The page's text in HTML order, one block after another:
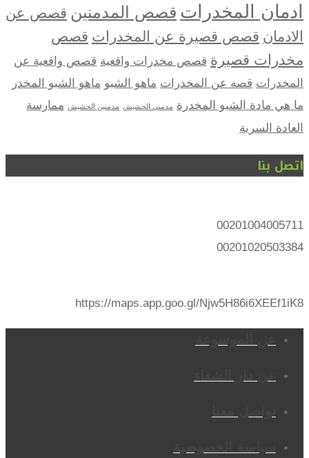
ادمان المخدرات قصص المدمنين قصص عن
الادمان قصص قصيرة عن المخدرات قصص
مخدرات قصيرة قصص مخدرات واقعية قصص واقعية عن
المخدرات قصه عن المخدرات ماهو الشبو ماهو الشبو المخدر
ما هي مادة الشبو المخدرة مدمني الحشيش مدمنين الحشيش ممارسة
العادة السرية
اتصل بنا
00201004005711
00201020503384
https://maps.app.goo.gl/Njw5H86i6XEEf1iK8